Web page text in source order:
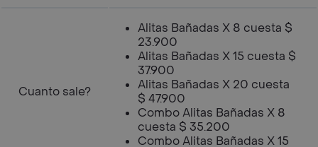
Cuanto sale?
Alitas Bañadas X 8 cuesta $
23.900
Alitas Bañadas X 15 cuesta $
37.900
Alitas Bañadas X 20 cuesta
$ 47.900
Combo Alitas Bañadas X 8
cuesta $ 35.200
Combo Alitas Bañadas X 15